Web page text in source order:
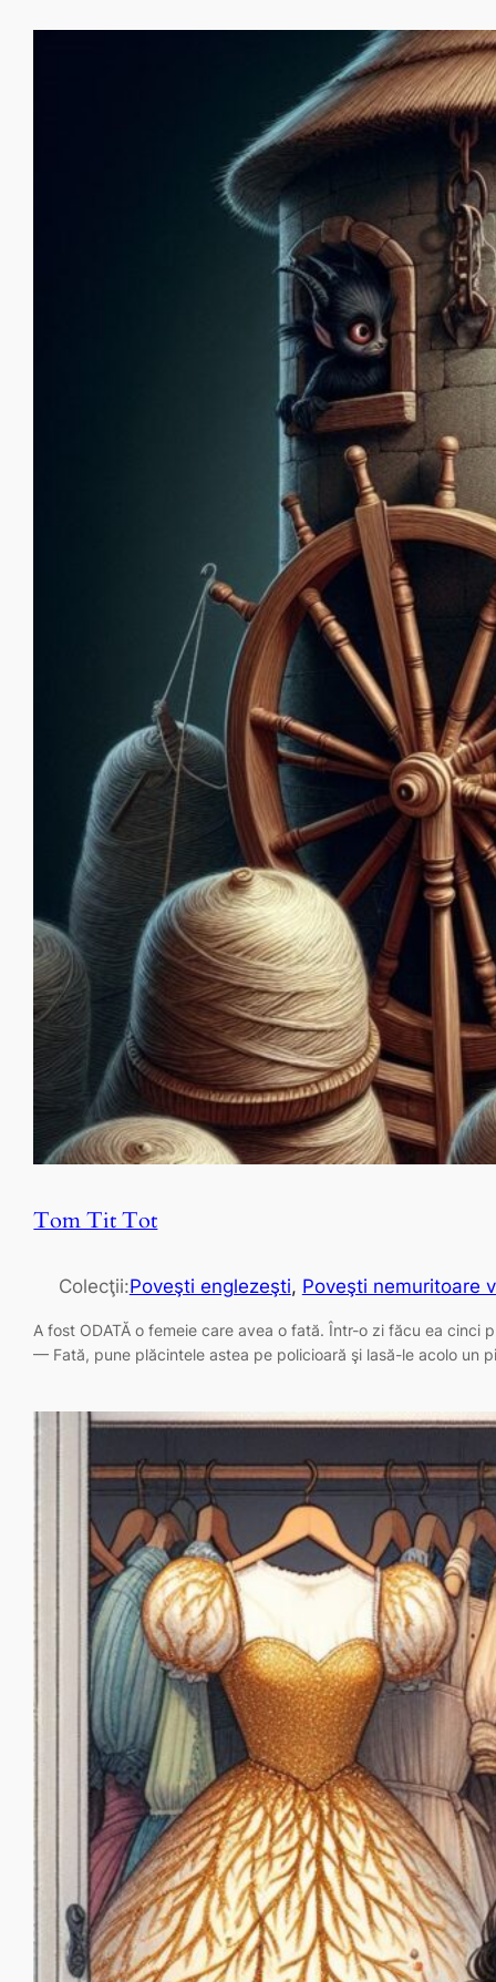
Tom Tit Tot
Colecţii:Poveşti englezeşti, Poveşti nemuritoare
A fost ODATĂ o femeie care avea o fată. Într-o zi făcu ea
— Fată, pune plăcintele astea pe policioară şi lasă-le acolo un